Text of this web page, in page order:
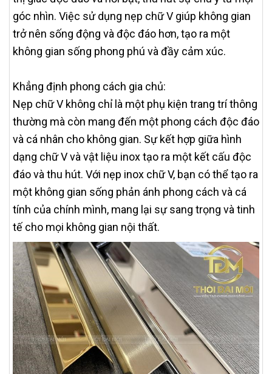
góc nhìn. Việc sử dụng nẹp chữ V giúp không gian
trở nên sống động và độc đáo hơn, tạo ra một
không gian sống phong phú và đầy cảm xúc.
Khẳng định phong cách gia chủ:
Nẹp chữ V không chỉ là một phụ kiện trang trí thông
thường mà còn mang đến một phong cách độc đáo
và cá nhân cho không gian. Sự kết hợp giữa hình
dạng chữ V và vật liệu inox tạo ra một kết cấu độc
đáo và thu hút. Với nẹp inox chữ V, bạn có thể tạo ra
một không gian sống phản ánh phong cách và cá
tính của chính mình, mang lại sự sang trọng và tinh
tế cho mọi không gian nội thất.